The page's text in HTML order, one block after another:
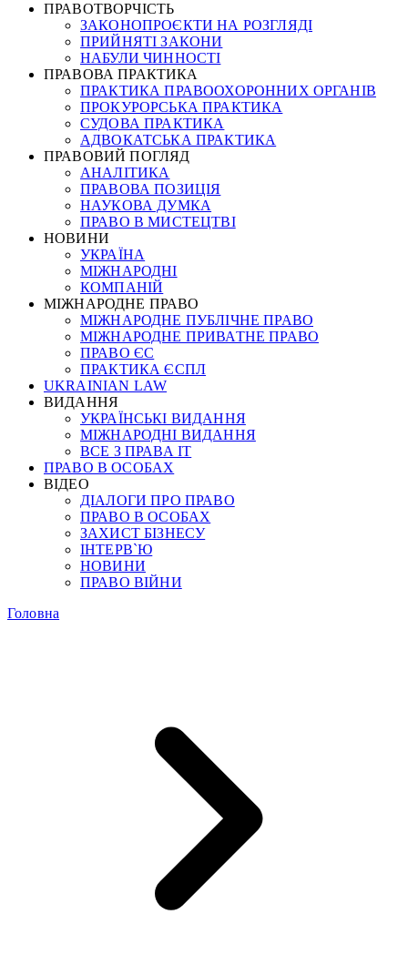
ПРАВОТВОРЧІСТЬ
ЗАКОНОПРОЄКТИ НА РОЗГЛЯДІ
ПРИЙНЯТІ ЗАКОНИ
НАБУЛИ ЧИННОСТІ
ПРАВОВА ПРАКТИКА
ПРАКТИКА ПРАВООХОРОННИХ ОРГАНІВ
ПРОКУРОРСЬКА ПРАКТИКА
СУДОВА ПРАКТИКА
АДВОКАТСЬКА ПРАКТИКА
ПРАВОВИЙ ПОГЛЯД
АНАЛІТИКА
ПРАВОВА ПОЗИЦІЯ
НАУКОВА ДУМКА
ПРАВО В МИСТЕЦТВІ
НОВИНИ
УКРАЇНА
МІЖНАРОДНІ
КОМПАНІЙ
МІЖНАРОДНЕ ПРАВО
МІЖНАРОДНЕ ПУБЛІЧНЕ ПРАВО
МІЖНАРОДНЕ ПРИВАТНЕ ПРАВО
ПРАВО ЄС
ПРАКТИКА ЄСПЛ
UKRAINIAN LAW
ВИДАННЯ
УКРАЇНСЬКІ ВИДАННЯ
МІЖНАРОДНІ ВИДАННЯ
ВСЕ З ПРАВА ІТ
ПРАВО В ОСОБАХ
ВІДЕО
ДІАЛОГИ ПРО ПРАВО
ПРАВО В ОСОБАХ
ЗАХИСТ БІЗНЕСУ
ІНТЕРВ`Ю
НОВИНИ
ПРАВО ВІЙНИ
Головна